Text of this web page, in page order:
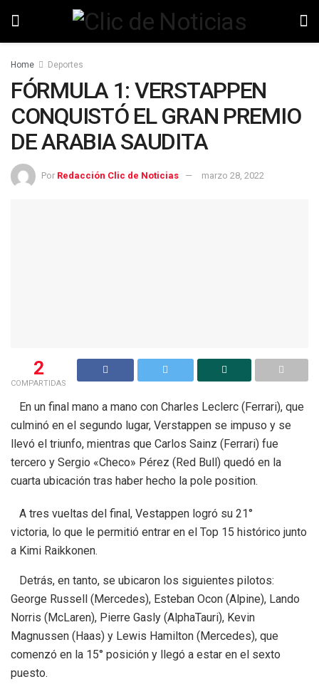
Home Deportes
FÓRMULA 1: VERSTAPPEN
CONQUISTÓ EL GRAN PREMIO
DE ARABIA SAUDITA
Por Redacción Clic de Noticias marzo 28, 2022
2
COMPARTIDAS
En un final mano a mano con Charles Leclerc (Ferrari), que
culminó en el segundo lugar, Verstappen se impuso y se
llevó el triunfo, mientras que Carlos Sainz (Ferrari) fue
tercero y Sergio «Checo» Pérez (Red Bull) quedó en la
cuarta ubicación tras haber hecho la pole position.
A tres vueltas del final, Vestappen logró su 21°
victoria, lo que le permitió entrar en el Top 15 histórico junto
a Kimi Raikkonen.
Detrás, en tanto, se ubicaron los siguientes pilotos:
George Russell (Mercedes), Esteban Ocon (Alpine), Lando
Norris (McLaren), Pierre Gasly (AlphaTauri), Kevin
Magnussen (Haas) y Lewis Hamilton (Mercedes), que
comenzó en la 15° posición y llegó a estar en el sexto
puesto.